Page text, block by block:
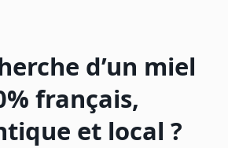
d’un miel
français,
et local ?